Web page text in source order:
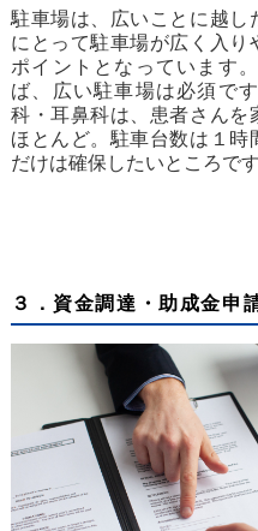
駐車場は、広いことに越し
にとって駐車場が広く入り
ポイントとなっています
ば、広い駐車場は必須で
科・耳鼻科は、患者さんを
ほとんど。駐車台数は１時
だけは確保したいところです
３．資金調達・助成金申